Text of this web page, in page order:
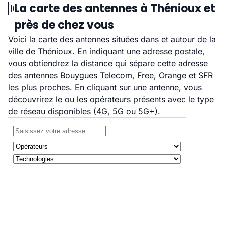
La carte des antennes à Thénioux et
près de chez vous
Voici la carte des antennes situées dans et autour de la
ville de Thénioux. En indiquant une adresse postale,
vous obtiendrez la distance qui sépare cette adresse
des antennes Bouygues Telecom, Free, Orange et SFR
les plus proches. En cliquant sur une antenne, vous
découvrirez le ou les opérateurs présents avec le type
de réseau disponibles (4G, 5G ou 5G+).